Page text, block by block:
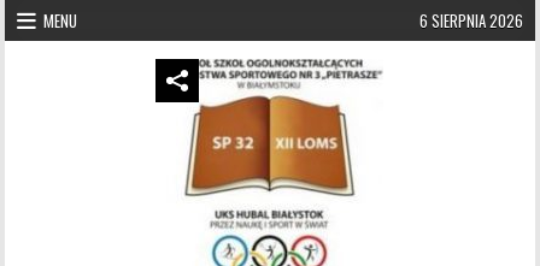
Skip to content
MENU 6 SIERPNIA 2026